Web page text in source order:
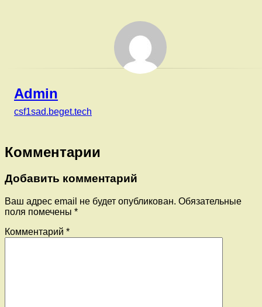
Admin
csf1sad.beget.tech
Комментарии
Добавить комментарий
Ваш адрес email не будет опубликован. Обязательные
поля помечены *
Комментарий *